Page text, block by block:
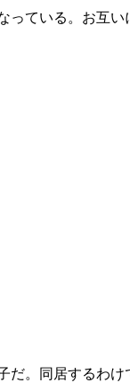
ている。お互い
。同居するわ